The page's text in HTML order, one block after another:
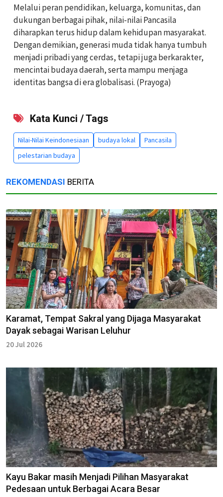
Melalui peran pendidikan, keluarga, komunitas, dan
dukungan berbagai pihak, nilai-nilai Pancasila
diharapkan terus hidup dalam kehidupan masyarakat.
Dengan demikian, generasi muda tidak hanya tumbuh
menjadi pribadi yang cerdas, tetapi juga berkarakter,
mencintai budaya daerah, serta mampu menjaga
identitas bangsa di era globalisasi. (Prayoga)
Kata Kunci / Tags
Nilai-Nilai Keindonesiaan budaya lokal
Pancasila
pelestarian budaya
REKOMENDASI BERITA
Karamat, Tempat Sakral yang Dijaga Masyarakat
Dayak sebagai Warisan Leluhur
20 Jul 2026
Kayu Bakar masih Menjadi Pilihan Masyarakat
Pedesaan untuk Berbagai Acara Besar